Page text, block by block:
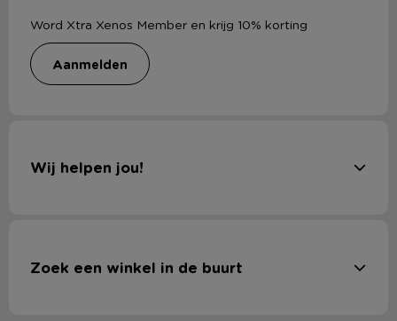
Word Xtra Xenos Member en krijg 10% korting
aanmelden
Wij helpen jou!
Zoek een winkel in de buurt